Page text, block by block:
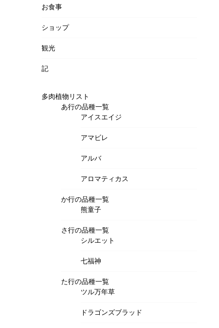
お食事
ショップ
観光
記
多肉植物リスト
あ行の品種一覧
アイスエイジ
アマビレ
アルバ
アロマティカス
か行の品種一覧
熊童子
さ行の品種一覧
シルエット
七福神
た行の品種一覧
ツル万年草
ドラゴンズブラッド